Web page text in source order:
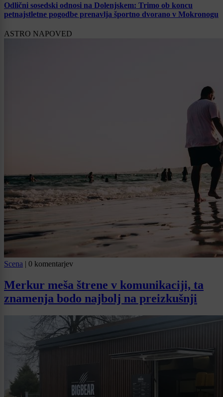
Odlični sosedski odnosi na Dolenjskem: Trimo ob koncu
petnajstletne pogodbe prenavlja športno dvorano v Mokronogu
ASTRO NAPOVED
Scena | 0 komentarjev
Merkur meša štrene v komunikaciji, ta
znamenja bodo najbolj na preizkušnji